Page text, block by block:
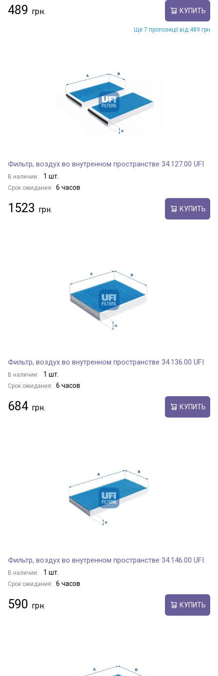
489 КУПИТЬ
Ще 7 пропозиції від 489 грн
Фильтр, воздух во внутренном пространстве 34.127.00 UFI
В наличии: 1 шт.
Срок ожидания: 6 часов
1523 КУПИТЬ
Фильтр, воздух во внутренном пространстве 34.136.00 UFI
В наличии: 1 шт.
Срок ожидания: 6 часов
684 КУПИТЬ
Фильтр, воздух во внутренном пространстве 34.146.00 UFI
В наличии: 1 шт.
Срок ожидания: 6 часов
590 КУПИТЬ